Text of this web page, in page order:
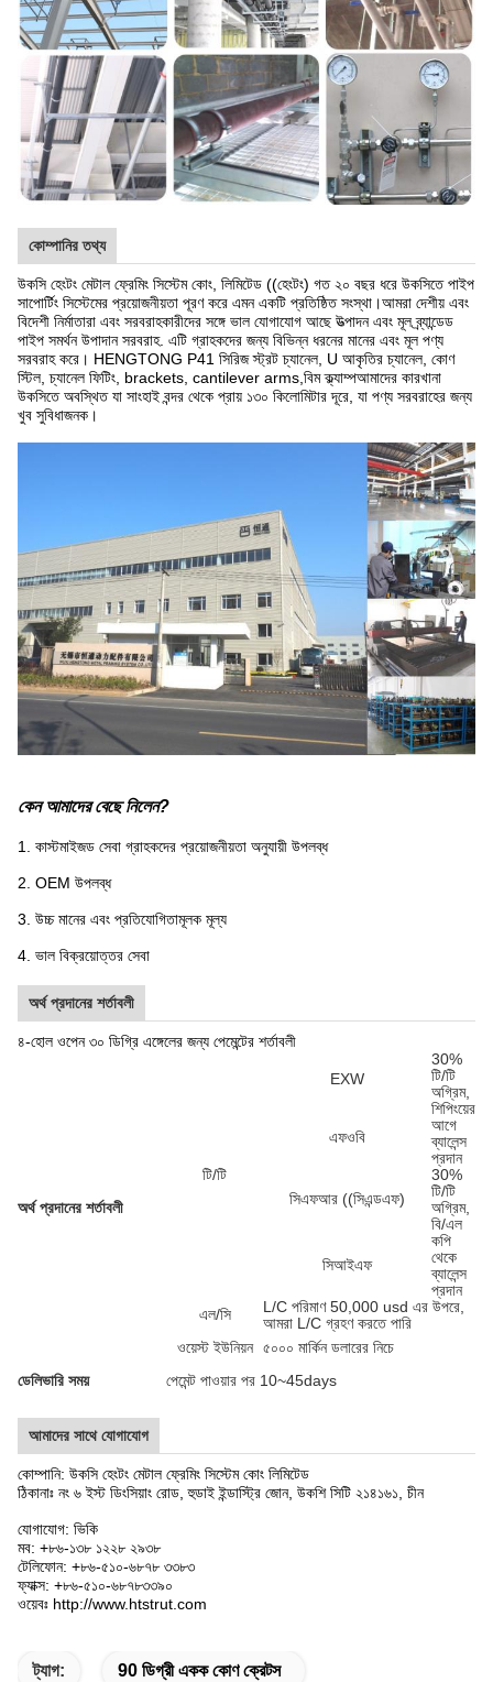
কোম্পানির তথ্য
উকসি হেংটং মেটাল ফ্রেমিং সিস্টেম কোং, লিমিটেড ((হেংটং) গত ২০ বছর ধরে উকসিতে পাইপ
সাপোর্টিং সিস্টেমের প্রয়োজনীয়তা পূরণ করে এমন একটি প্রতিষ্ঠিত সংস্থা।আমরা দেশীয় এবং
বিদেশী নির্মাতারা এবং সরবরাহকারীদের সঙ্গে ভাল যোগাযোগ আছে উত্পাদন এবং মূল ব্র্যান্ডেড
পাইপ সমর্থন উপাদান সরবরাহ. এটি গ্রাহকদের জন্য বিভিন্ন ধরনের মানের এবং মূল পণ্য
সরবরাহ করে। HENGTONG P41 সিরিজ স্ট্রট চ্যানেল, U আকৃতির চ্যানেল, কোণ
স্টিল, চ্যানেল ফিটিং, brackets, cantilever arms,বিম ক্ল্যাম্পআমাদের কারখানা
উকসিতে অবস্থিত যা সাংহাই বন্দর থেকে প্রায় ১৩০ কিলোমিটার দূরে, যা পণ্য সরবরাহের জন্য
খুব সুবিধাজনক।
কেন আমাদের বেছে নিলেন?
1. কাস্টমাইজড সেবা গ্রাহকদের প্রয়োজনীয়তা অনুযায়ী উপলব্ধ
2. OEM উপলব্ধ
3. উচ্চ মানের এবং প্রতিযোগিতামূলক মূল্য
4. ভাল বিক্রয়োত্তর সেবা
অর্থ প্রদানের শর্তাবলী
৪-হোল ওপেন ৩০ ডিগ্রি এঙ্গেলের জন্য পেমেন্টের শর্তাবলী
অর্থ প্রদানের শর্তাবলী
টি/টি
EXW
30%
টি/টি
অগ্রিম,
শিপিংয়ের
আগে
ব্যালেন্স
প্রদান
এফওবি
সিএফআর ((সিএন্ডএফ)
30%
টি/টি
অগ্রিম,
বি/এল
কপি
থেকে
ব্যালেন্স
প্রদান
সিআইএফ
এল/সি
L/C পরিমাণ 50,000 usd এর উপরে,
আমরা L/C গ্রহণ করতে পারি
ওয়েস্ট ইউনিয়ন ৫০০০ মার্কিন ডলারের নিচে
ডেলিভারি সময়
পেমেন্ট পাওয়ার পর 10~45days
আমাদের সাথে যোগাযোগ
কোম্পানি: উকসি হেংটং মেটাল ফ্রেমিং সিস্টেম কোং লিমিটেড
ঠিকানাঃ নং ৬ ইস্ট ডিংসিয়াং রোড, হুডাই ইন্ডাস্ট্রি জোন, উকশি সিটি ২১৪১৬১, চীন
যোগাযোগ: ভিকি
মব: +৮৬-১৩৮ ১২২৮ ২৯৩৮
টেলিফোন: +৮৬-৫১০-৬৮৭৮ ৩৩৮৩
ফ্যাক্স: +৮৬-৫১০-৬৮৭৮৩৩৯০
ওয়েবঃ http://www.htstrut.com
ট্যাগ: 90 ডিগ্রী একক কোণ ক্রেটস